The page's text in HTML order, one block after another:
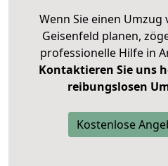
Wenn Sie einen
Geisenfeld planen,
professionelle Hilfe in
Kontaktieren Sie uns
reibungslosen
Kostenlose